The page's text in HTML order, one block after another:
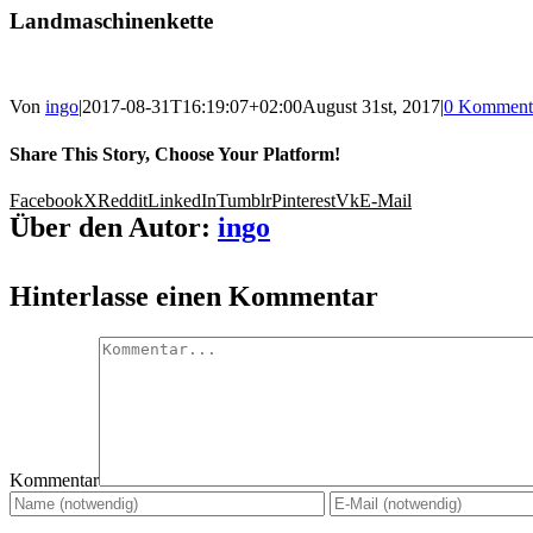
Landmaschinenkette
Von ingo|2017-08-31T16:19:07+02:00August 31st, 2017|0
Share This Story, Choose Your Platform!
FacebookXRedditLinkedInTumblrPinterestVkE-Mail
Über den Autor: ingo
Hinterlasse einen Kommentar
Kommentar